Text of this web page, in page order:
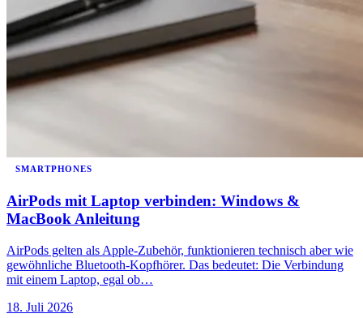
SMARTPHONES
AirPods mit Laptop verbinden: Windows &
MacBook Anleitung
AirPods gelten als Apple-Zubehör, funktionieren technisch aber wie
gewöhnliche Bluetooth-Kopfhörer. Das bedeutet: Die Verbindung
mit einem Laptop, egal ob…
18. Juli 2026